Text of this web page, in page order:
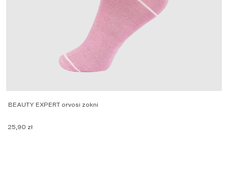
BEAUTY EXPERT orvosi zokni
25,90 zł